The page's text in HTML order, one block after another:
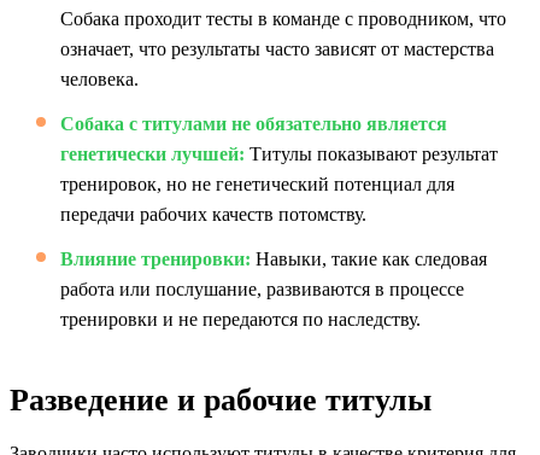
Собака проходит тесты в команде с проводником, что
означает, что результаты часто зависят от мастерства
человека.
Собака с титулами не обязательно является
генетически лучшей: Титулы показывают результат
тренировок, но не генетический потенциал для
передачи рабочих качеств потомству.
Влияние тренировки: Навыки, такие как следовая
работа или послушание, развиваются в процессе
тренировки и не передаются по наследству.
Разведение и рабочие титулы